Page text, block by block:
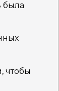
была
чтобы